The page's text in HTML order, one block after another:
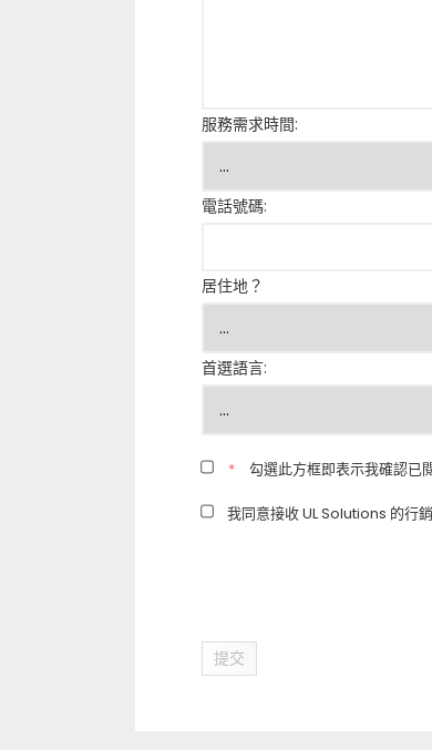
服務需求時間:
電話號碼:
居住地？
首選語言:
* 勾選此方框即表示我確認已
我同意接收 UL Solutions 的行
提交